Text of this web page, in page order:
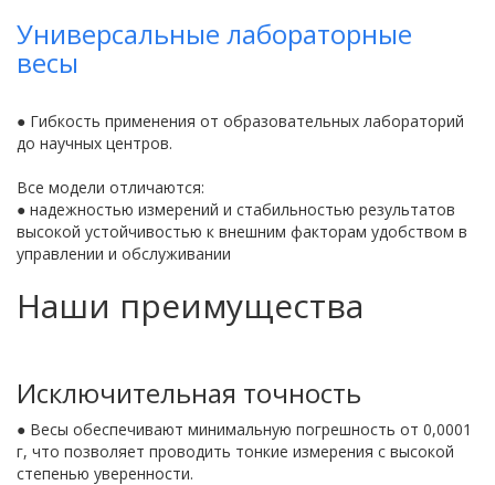
Универсальные лабораторные
весы
● Гибкость применения от образовательных лабораторий
до научных центров.
Все модели отличаются:
● надежностью измерений и стабильностью результатов
высокой устойчивостью к внешним факторам удобством в
управлении и обслуживании
Наши преимущества
Исключительная точность
● Весы обеспечивают минимальную погрешность от 0,0001
г, что позволяет проводить тонкие измерения с высокой
степенью уверенности.